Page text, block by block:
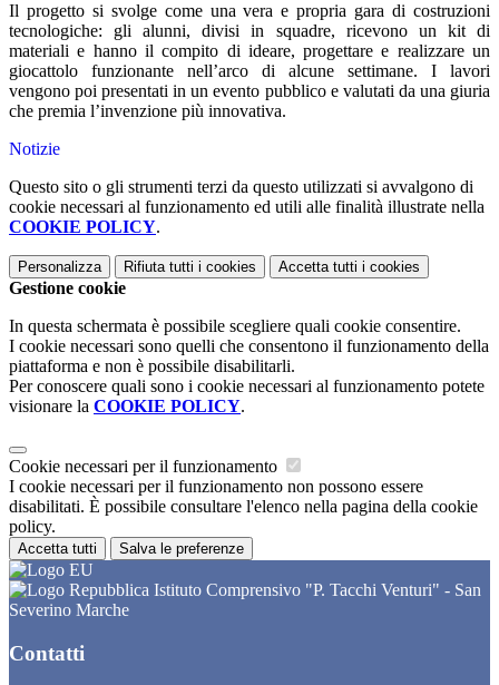
Il progetto si svolge come una vera e propria gara di costruzioni
tecnologiche: gli alunni, divisi in squadre, ricevono un kit di
materiali e hanno il compito di ideare, progettare e realizzare un
giocattolo funzionante nell’arco di alcune settimane. I lavori
vengono poi presentati in un evento pubblico e valutati da una giuria
che premia l’invenzione più innovativa.
Notizie
Questo sito o gli strumenti terzi da questo utilizzati si avvalgono di
cookie necessari al funzionamento ed utili alle finalità illustrate nella
COOKIE POLICY.
Personalizza Rifiuta tutti i cookies Accetta tutti i cookies
Gestione cookie
In questa schermata è possibile scegliere quali cookie consentire.
I cookie necessari sono quelli che consentono il funzionamento della
piattaforma e non è possibile disabilitarli.
Per conoscere quali sono i cookie necessari al funzionamento potete
visionare la COOKIE POLICY.
Cookie necessari per il funzionamento
I cookie necessari per il funzionamento non possono essere
disabilitati. È possibile consultare l'elenco nella pagina della cookie
policy.
Accetta tutti Salva le preferenze
Istituto Comprensivo "P. Tacchi Venturi" - San
Severino Marche
Contatti